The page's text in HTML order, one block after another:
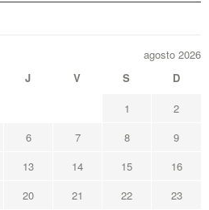
agosto 2026
J V S
D
1
2
6 7 8
9
13 14 15
16
20 21 22 23